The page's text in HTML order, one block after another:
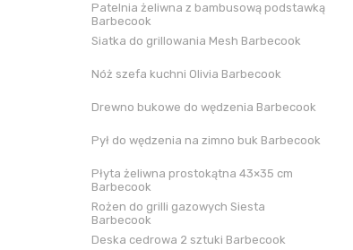
Patelnia żeliwna z bambusową podstawką
Barbecook
Siatka do grillowania Mesh Barbecook
Nóż szefa kuchni Olivia Barbecook
Drewno bukowe do wędzenia Barbecook
Pył do wędzenia na zimno buk Barbecook
Płyta żeliwna prostokątna 43×35 cm
Barbecook
Rożen do grilli gazowych Siesta
Barbecook
Deska cedrowa 2 sztuki Barbecook